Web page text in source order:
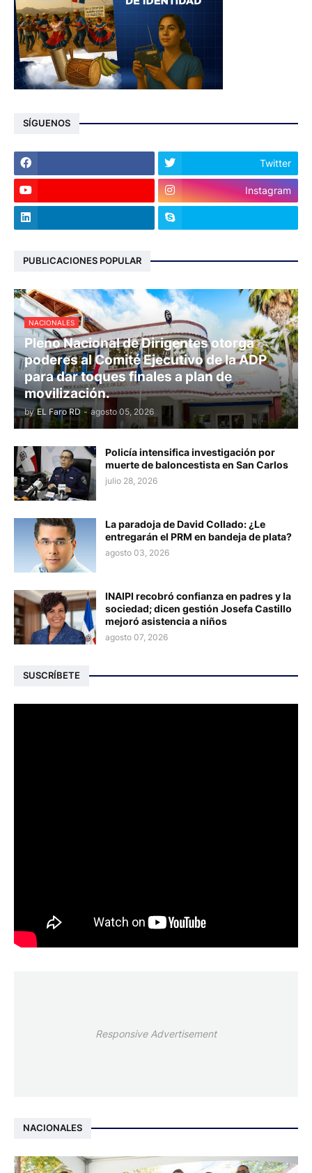
SÍGUENOS
Twitter
Instagram
PUBLICACIONES POPULAR
NACIONALES
Pleno Nacional de Dirigentes otorga
poderes al Comité Ejecutivo de la ADP
para dar toques finales a plan de
movilización.
by EL Faro RD - agosto 05, 2026
Policía intensifica investigación por
muerte de baloncestista en San Carlos
julio 28, 2026
La paradoja de David Collado: ¿Le
entregarán el PRM en bandeja de plata?
agosto 03, 2026
INAIPI recobró confianza en padres y la
sociedad; dicen gestión Josefa Castillo
mejoró asistencia a niños
agosto 07, 2026
SUSCRÍBETE
Responsive Advertisement
NACIONALES